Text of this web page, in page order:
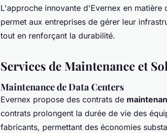
L'approche innovante d'Evernex en
permet aux entreprises de gérer leur
tout en renforçant la durabilité.
Services de Maintenance et
Maintenance de Data Centers
Evernex propose des contrats de
contrats prolongent la durée de vie des
fabricants, permettant des économies